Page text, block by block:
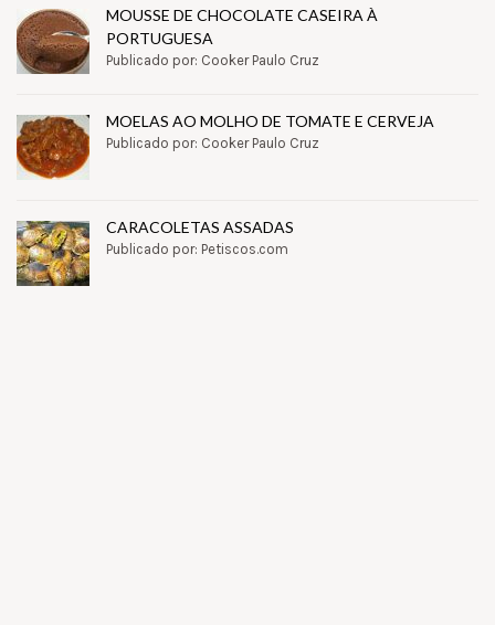
MOUSSE DE CHOCOLATE CASEIRA À
PORTUGUESA
Publicado por: Cooker Paulo Cruz
MOELAS AO MOLHO DE TOMATE E CERVEJA
Publicado por: Cooker Paulo Cruz
CARACOLETAS ASSADAS
Publicado por: Petiscos.com